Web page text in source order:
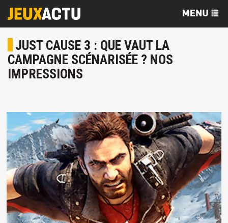
JUST CAUSE 3 : QUE VAUT LA
CAMPAGNE SCÉNARISÉE ? NOS
IMPRESSIONS